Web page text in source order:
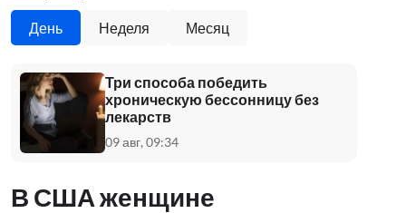
День Неделя Месяц
Три способа победить
хроническую бессонницу без
лекарств
09 авг, 09:34
В США женщине